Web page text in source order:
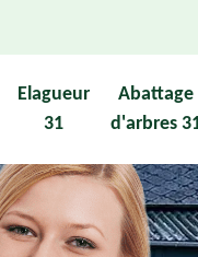
Elagueur
31
Abattage
d'arbres